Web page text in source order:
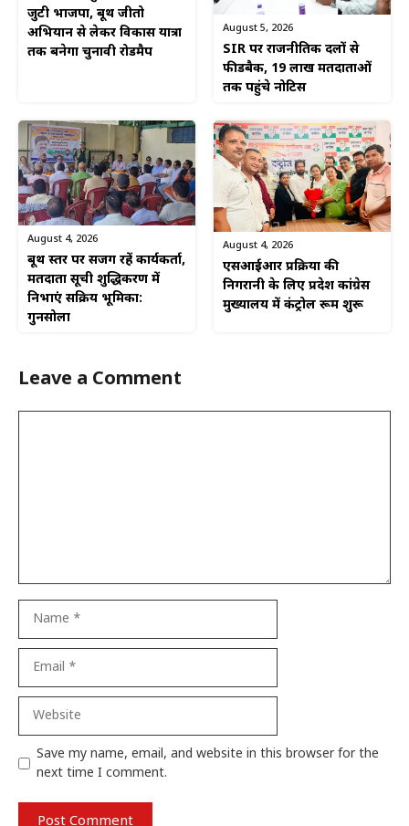
जुटी भाजपा, बूथ जीतो
अभियान से लेकर विकास यात्रा
तक बनेगा चुनावी रोडमैप
August 5, 2026
SIR पर राजनीतिक दलों से
फीडबैक, 19 लाख मतदाताओं
तक पहुंचे नोटिस
August 4, 2026
बूथ स्तर पर सजग रहें कार्यकर्ता,
मतदाता सूची शुद्धिकरण में
निभाएं सक्रिय भूमिका:
गुनसोला
August 4, 2026
एसआईआर प्रक्रिया की
निगरानी के लिए प्रदेश कांग्रेस
मुख्यालय में कंट्रोल रूम शुरू
Leave a Comment
Save my name, email, and website in this browser for the
next time I comment.